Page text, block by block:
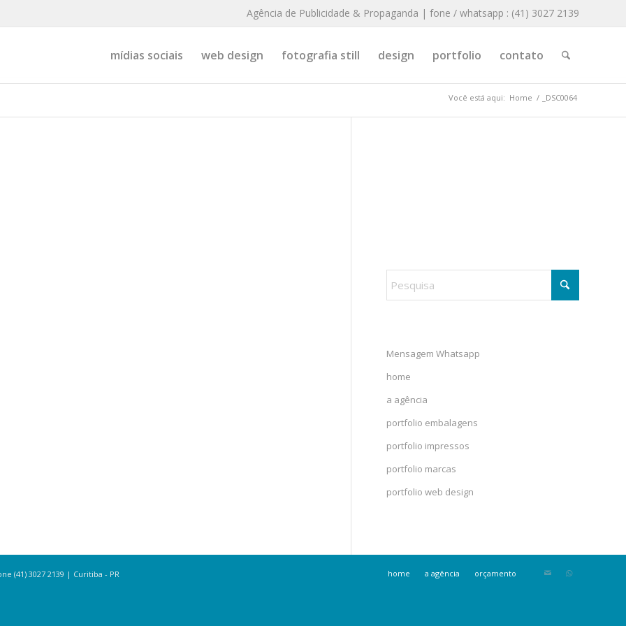
Agência de Publicidade & Propaganda | fone / whatsapp : (41) 3027 2139
mídias sociais web design fotografia still design portfolio contato
Você está aqui: Home / _DSC0064
Mensagem Whatsapp
home
a agência
portfolio embalagens
portfolio impressos
portfolio marcas
portfolio web design
(41) 3027 2139 | Curitiba - PR home a agência orçamento